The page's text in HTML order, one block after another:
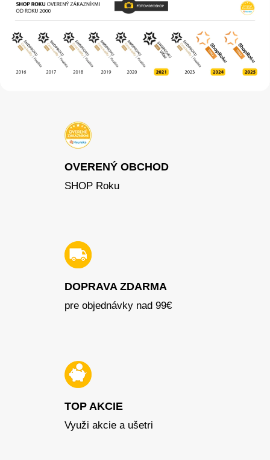
OVERENÝ OBCHOD
SHOP Roku
DOPRAVA ZDARMA
pre objednávky nad 99€
TOP AKCIE
Využi akcie a ušetri